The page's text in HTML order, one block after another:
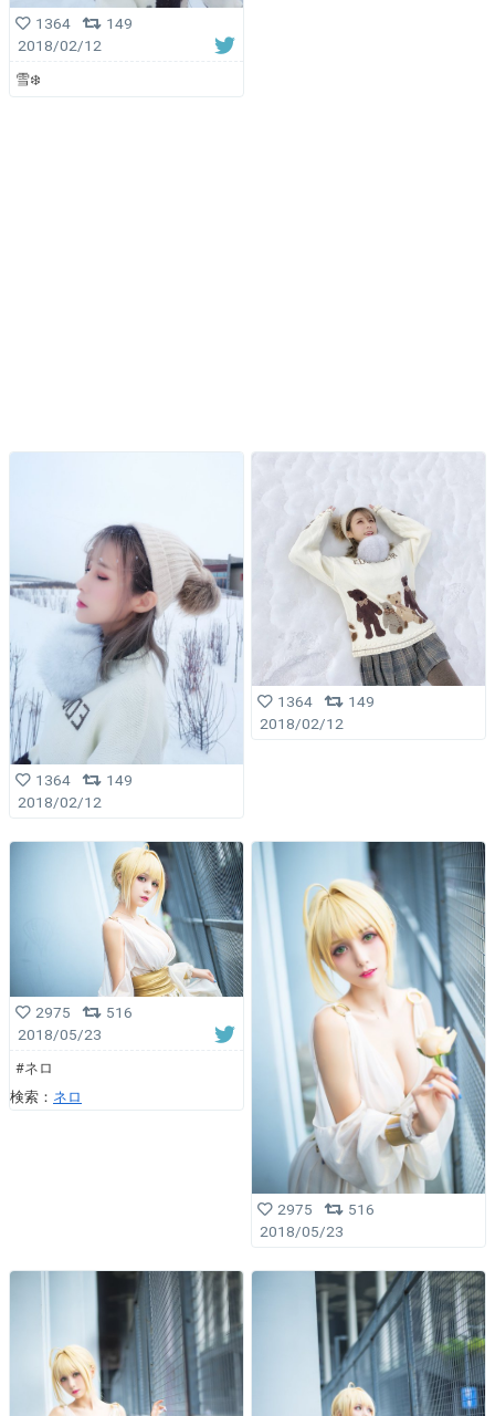
1364
149
2018/02/12
雪❄️
1364
149
2018/02/12
1364
149
2018/02/12
2975
516
2018/05/23
#ネロ
検索： ネロ
2975
516
2018/05/23